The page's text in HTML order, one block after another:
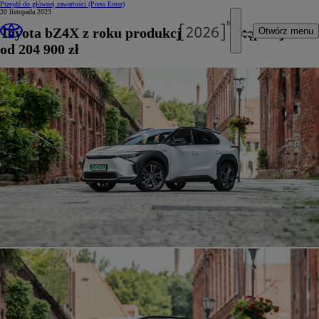
Przejdź do głównej zawartości (Press Enter)
Otwórz menu
20 listopada 2023
Toyota bZ4X z roku produkcji 2023 dostępna już
od 204 900 zł